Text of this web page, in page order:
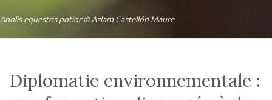
Anolis equestris potior © Aslam Castellón Maure
Diplomatie environnementale :